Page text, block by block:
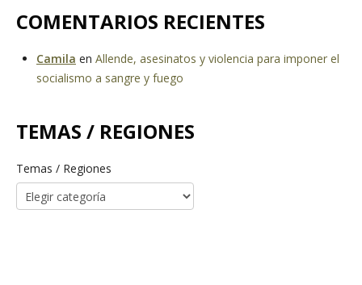
COMENTARIOS RECIENTES
Camila en Allende, asesinatos y violencia para imponer el
socialismo a sangre y fuego
TEMAS / REGIONES
Temas / Regiones